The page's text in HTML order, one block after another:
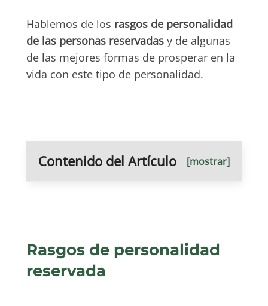
Hablemos de los rasgos de personalidad
de las personas reservadasy de algunas
de las mejores formas de prosperar en la
vida con este tipo de personalidad.
Contenido del Artículo [mostrar]
Rasgos de personalidad
reservada